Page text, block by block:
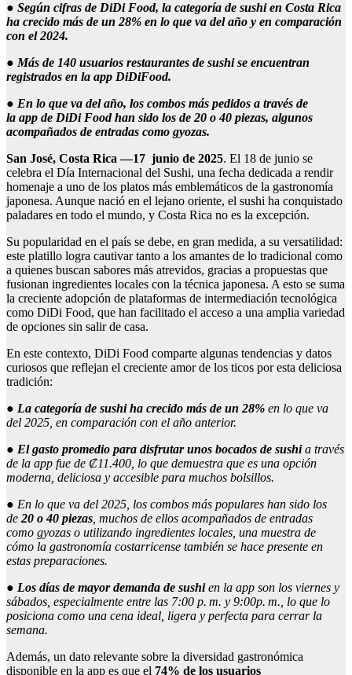
● Según cifras de DiDi Food, la categoría de sushi en Costa Rica
ha crecido más de un 28% en lo que va del año y en comparación
con el 2024.
●Más de 140 usuarios restaurantes de sushi se encuentran
registrados en la app DiDiFood.
● En lo que va del año, los combos más pedidos a través de
la app de DiDi Foodhan sido los de 20 o 40 piezas, algunos
acompañados de entradas como gyozas.
San José, Costa Rica —17 junio de 2025. El 18 de junio se
celebra el Día Internacional del Sushi, una fecha dedicada a rendir
homenaje a uno de los platos más emblemáticos de la gastronomía
japonesa. Aunque nació en el lejano oriente, el sushi ha conquistado
paladares en todo el mundo, y Costa Rica no es la excepción.
Su popularidad en el país se debe, en gran medida, a su versatilidad:
este platillo logra cautivar tanto a los amantes de lo tradicional como
a quienes buscan sabores más atrevidos, gracias a propuestas que
fusionan ingredientes locales con la técnica japonesa. A esto se suma
la creciente adopción de plataformas de intermediación tecnológica
como DiDi Food, que han facilitado el acceso a una amplia variedad
de opciones sin salir de casa.
En este contexto, DiDi Food comparte algunas tendencias y datos
curiosos que reflejan el creciente amor de los ticos por esta deliciosa
tradición:
● La categoría de sushi ha crecido más de un 28% en lo que va
del 2025, en comparación con el año anterior.
● El gasto promedio para disfrutar unos bocados de sushia través
de la app fue de ₡11.400, lo que demuestra que es una opción
moderna, deliciosa y accesible para muchos bolsillos.
● En lo que va del 2025, los combos más populares han sido los
de20 o 40 piezas, muchos de ellos acompañados de entradas
como gyozas o utilizando ingredientes locales, una muestra de
cómo la gastronomía costarricense también se hace presente en
estas preparaciones.
● Los días de mayor demanda de sushien la app son los viernes y
sábados, especialmente entre las 7:00 p. m. y 9:00p. m., lo que lo
posiciona como una cena ideal, ligera y perfecta para cerrar la
semana.
Además, un dato relevante sobre la diversidad gastronómica
disponible en la app es que el 74% de los usuarios